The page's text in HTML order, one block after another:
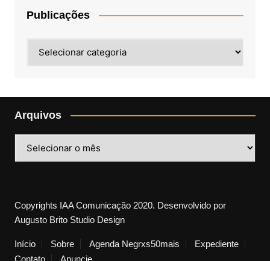
Publicações
Arquivos
Copyrights IAA Comunicação 2020. Desenvolvido por
Augusto Brito Studio Design
Início Sobre Agenda Negrxs50mais
Expediente
Contato
Anuncie